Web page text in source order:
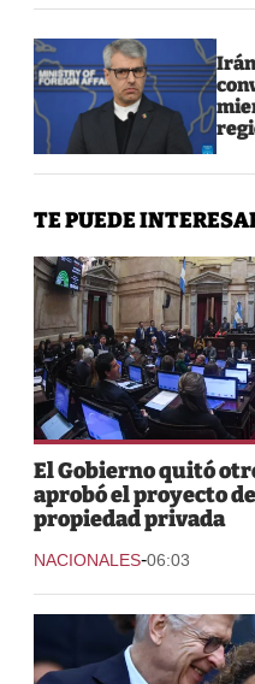
TE PUEDE
El Gobierno quitó
aprobó el proyecto
propiedad privada
NACIONALES-06:03